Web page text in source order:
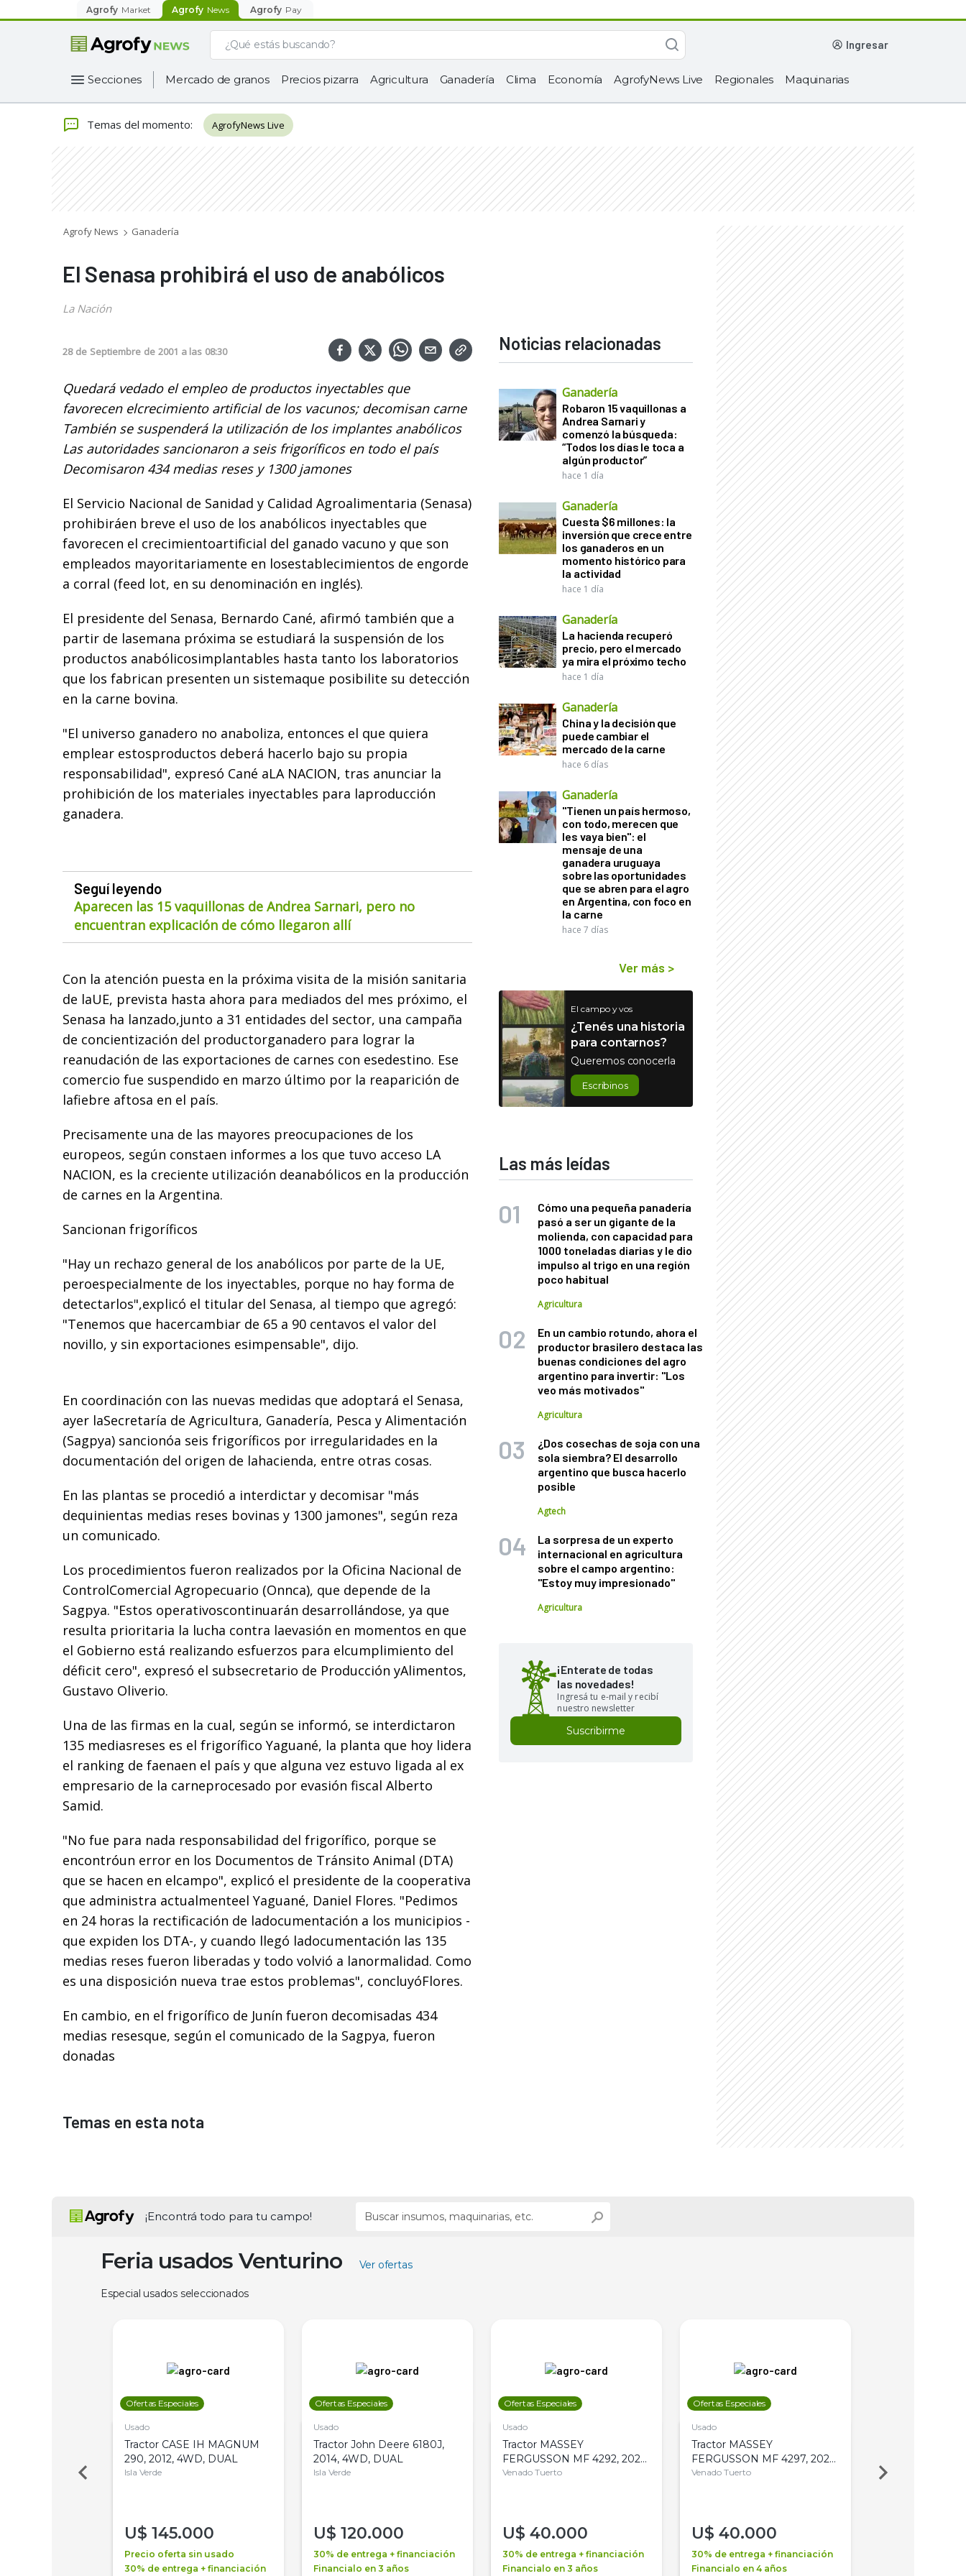
Agrofy Market Agrofy News Agrofy Pay
ingresar
Secciones Mercado de granos Precios pizarra Agricultura Ganadería Clima Economía AgrofyNews Live Regionales Maquinarias
Temas del momento: AgrofyNews Live
Agrofy News Ganadería
El Senasa prohibirá el uso de anabólicos
La Nación
28 de Septiembre de 2001 a las 08:30
Quedará vedado el empleo de productos inyectables que
favorecen elcrecimiento artificial de los vacunos; decomisan carne
También se suspenderá la utilización de los implantes anabólicos
Las autoridades sancionaron a seis frigoríficos en todo el país
Decomisaron 434 medias reses y 1300 jamones
El Servicio Nacional de Sanidad y Calidad Agroalimentaria (Senasa)
prohibiráen breve el uso de los anabólicos inyectables que
favorecen el crecimientoartificial del ganado vacuno y que son
empleados mayoritariamente en losestablecimientos de engorde
a corral (feed lot, en su denominación en inglés).
El presidente del Senasa, Bernardo Cané, afirmó también que a
partir de lasemana próxima se estudiará la suspensión de los
productos anabólicosimplantables hasta tanto los laboratorios
que los fabrican presenten un sistemaque posibilite su detección
en la carne bovina.
"El universo ganadero no anaboliza, entonces el que quiera
emplear estosproductos deberá hacerlo bajo su propia
responsabilidad", expresó Cané aLA NACION, tras anunciar la
prohibición de los materiales inyectables para laproducción
ganadera.
Seguí leyendo
Aparecen las 15 vaquillonas de Andrea Sarnari, pero no
encuentran explicación de cómo llegaron allí
Con la atención puesta en la próxima visita de la misión sanitaria
de laUE, prevista hasta ahora para mediados del mes próximo, el
Senasa ha lanzado,junto a 31 entidades del sector, una campaña
de concientización del productorganadero para lograr la
reanudación de las exportaciones de carnes con esedestino. Ese
comercio fue suspendido en marzo último por la reaparición de
lafiebre aftosa en el país.
Precisamente una de las mayores preocupaciones de los
europeos, según constaen informes a los que tuvo acceso LA
NACION, es la creciente utilización deanabólicos en la producción
de carnes en la Argentina.
Sancionan frigoríficos
"Hay un rechazo general de los anabólicos por parte de la UE,
peroespecialmente de los inyectables, porque no hay forma de
detectarlos",explicó el titular del Senasa, al tiempo que agregó:
"Tenemos que hacercambiar de 65 a 90 centavos el valor del
novillo, y sin exportaciones esimpensable", dijo.
En coordinación con las nuevas medidas que adoptará el Senasa,
ayer laSecretaría de Agricultura, Ganadería, Pesca y Alimentación
(Sagpya) sancionóa seis frigoríficos por irregularidades en la
documentación del origen de lahacienda, entre otras cosas.
En las plantas se procedió a interdictar y decomisar "más
dequinientas medias reses bovinas y 1300 jamones", según reza
un comunicado.
Los procedimientos fueron realizados por la Oficina Nacional de
ControlComercial Agropecuario (Onnca), que depende de la
Sagpya. "Estos operativoscontinuarán desarrollándose, ya que
resulta prioritaria la lucha contra laevasión en momentos en que
el Gobierno está realizando esfuerzos para elcumplimiento del
déficit cero", expresó el subsecretario de Producción yAlimentos,
Gustavo Oliverio.
Una de las firmas en la cual, según se informó, se interdictaron
135 mediasreses es el frigorífico Yaguané, la planta que hoy lidera
el ranking de faenaen el país y que alguna vez estuvo ligada al ex
empresario de la carneprocesado por evasión fiscal Alberto
Samid.
"No fue para nada responsabilidad del frigorífico, porque se
encontróun error en los Documentos de Tránsito Animal (DTA)
que se hacen en elcampo", explicó el presidente de la cooperativa
que administra actualmenteel Yaguané, Daniel Flores. "Pedimos
en 24 horas la rectificación de ladocumentación a los municipios -
que expiden los DTA-, y cuando llegó ladocumentación las 135
medias reses fueron liberadas y todo volvió a lanormalidad. Como
es una disposición nueva trae estos problemas", concluyóFlores.
En cambio, en el frigorífico de Junín fueron decomisadas 434
medias resesque, según el comunicado de la Sagpya, fueron
donadas
Noticias relacionadas
Ganadería
Robaron 15 vaquillonas a
Andrea Sarnari y
comenzó la búsqueda:
“Todos los días le toca a
algún productor”
hace 1 día
Ganadería
Cuesta $6 millones: la
inversión que crece entre
los ganaderos en un
momento histórico para
la actividad
hace 1 día
Ganadería
La hacienda recuperó
precio, pero el mercado
ya mira el próximo techo
hace 1 día
Ganadería
China y la decisión que
puede cambiar el
mercado de la carne
hace 6 días
Ganadería
"Tienen un país hermoso,
con todo, merecen que
les vaya bien": el
mensaje de una
ganadera uruguaya
sobre las oportunidades
que se abren para el agro
en Argentina, con foco en
la carne
hace 7 días
Ver más >
El campo y vos
¿Tenés una historia
para contarnos?
Queremos conocerla
Escribinos
Las más leídas
Cómo una pequeña panadería
pasó a ser un gigante de la
molienda, con capacidad para
1000 toneladas diarias y le dio
impulso al trigo en una región
poco habitual
Agricultura
En un cambio rotundo, ahora el
productor brasilero destaca las
buenas condiciones del agro
argentino para invertir: "Los
veo más motivados"
Agricultura
¿Dos cosechas de soja con una
sola siembra? El desarrollo
argentino que busca hacerlo
posible
Agtech
La sorpresa de un experto
internacional en agricultura
sobre el campo argentino:
"Estoy muy impresionado"
Agricultura
¡Enterate de todas
las novedades!
Ingresá tu e-mail y recibí
nuestro newsletter
Suscribirme
Temas en esta nota
¡Encontrá todo para tu campo!
Feria usados Venturino Ver ofertas
Especial usados seleccionados
Ofertas Especiales
Usado
Tractor CASE IH MAGNUM
290, 2012, 4WD, DUAL
Isla Verde
U$ 145.000
Precio oferta sin usado
30% de entrega + financiación
Ofertas Especiales
Usado
Tractor John Deere 6180J,
2014, 4WD, DUAL
Isla Verde
U$ 120.000
30% de entrega + financiación
Financialo en 3 años
Ofertas Especiales
Usado
Tractor MASSEY
FERGUSSON MF 4292, 2020,
4WD, PATON
Venado Tuerto
U$ 40.000
30% de entrega + financiación
Financialo en 3 años
Ofertas Especiales
Usado
Tractor MASSEY
FERGUSSON MF 4297, 2020,
4WD, PATON
Venado Tuerto
U$ 40.000
30% de entrega + financiación
Financialo en 4 años
Venado Tuerto